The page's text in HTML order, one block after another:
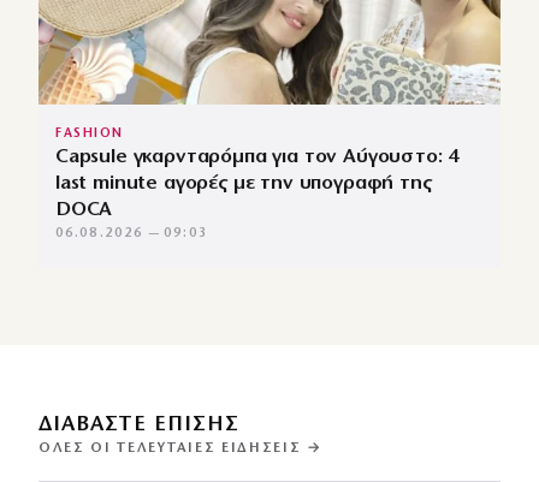
FASHION
Capsule γκαρνταρόμπα για τον Αύγουστο: 4
last minute αγορές με την υπογραφή της
DOCA
06.08.2026 — 09:03
ΔΙΑΒΑΣΤΕ ΕΠΙΣΗΣ
ΌΛΕΣ ΟΙ ΤΕΛΕΥΤΑΊΕΣ ΕΙΔΉΣΕΙΣ →